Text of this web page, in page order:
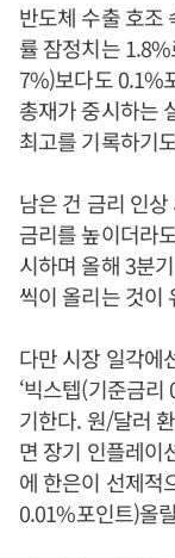
반도체 수출 호조
률 잠정치는
7%)보다도 0.1%
총재가 중시하는
최고를 기록하기
남은 건 금리 인
금리를 높이더라
시하며 올해 3분
씩이 올리는 것이
다만 시장 일각에
‘빅스텝(기준금
기한다. 원/달러
면 장기 인플레이
에 한은이 선제적
0.01%포인트)올